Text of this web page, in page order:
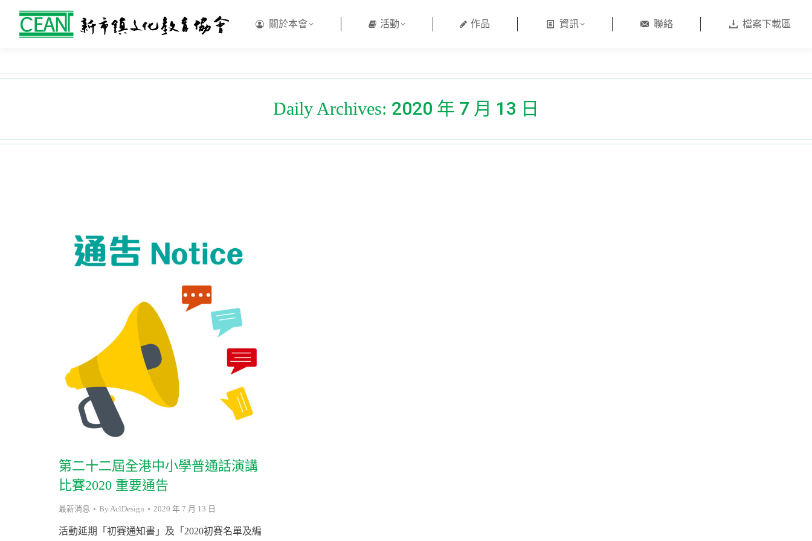
關於本會 活動 作品 資訊 聯絡 檔案下載區
Daily Archives: 2020 年 7 月 13 日
第二十二屆全港中小學普通話演講
比賽2020 重要通告
最新消息 By AclDesign 2020 年 7 月 13 日
活動延期「初賽通知書」及「2020初賽名單及編